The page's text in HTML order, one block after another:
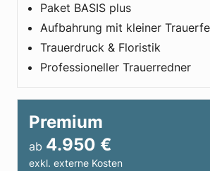
Paket BASIS plus
Aufbahrung mit kleiner
Trauerdruck & Floristik
Professioneller Trauer­redner
Premium
ab 4.950 €
exkl. externe Kosten